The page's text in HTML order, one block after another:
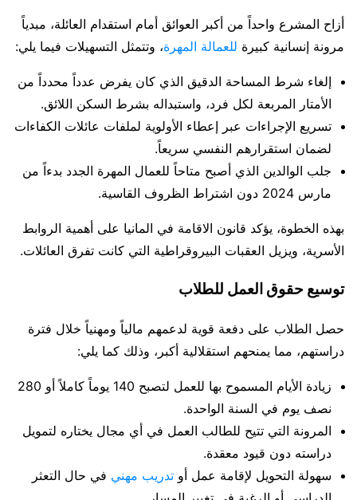
أزاح المشرع واحداً من أكبر العوائق أمام استقدام العائلة، مبدياً
مرونة إنسانية كبيرة للعمالة المهرة، وتتمثل التسهيلات فيما يلي:
إلغاء شرط المساحة الدقيق الذي كان يفرض عدداً محدداً من
الأمتار المربعة لكل فرد، واستبداله بشرط السكن اللائق.
تسريع الإجراءات عبر إعطاء الأولوية لملفات عائلات الكفاءات
لضمان استقرارهم النفسي سريعاً.
جلب الوالدين الذي أصبح متاحاً للعمال المهرة الجدد بدءاً من
مارس 2024 دون اشتراط الظروف القاسية.
بهذه الخطوة، يؤكد قانون الاقامة في المانيا على أهمية الروابط
الأسرية، ويزيل العقبات البيروقراطية التي كانت تفرق العائلات.
توسيع حقوق العمل للطلاب
حصل الطلاب على دفعة قوية لدعمهم مالياً ومهنياً خلال فترة
دراستهم، مما يمنحهم استقلالية أكبر، وذلك كما يلي:
زيادة الأيام المسموح بها للعمل لتصبح 140 يوماً كاملاً أو 280
نصف يوم في السنة الواحدة.
المرونة التي تتيح للطالب العمل في أي مجال يختاره لتمويل
دراسته دون قيود معقدة.
سهولة التحويل لإقامة عمل أو تدريب مهني في حال التعثر